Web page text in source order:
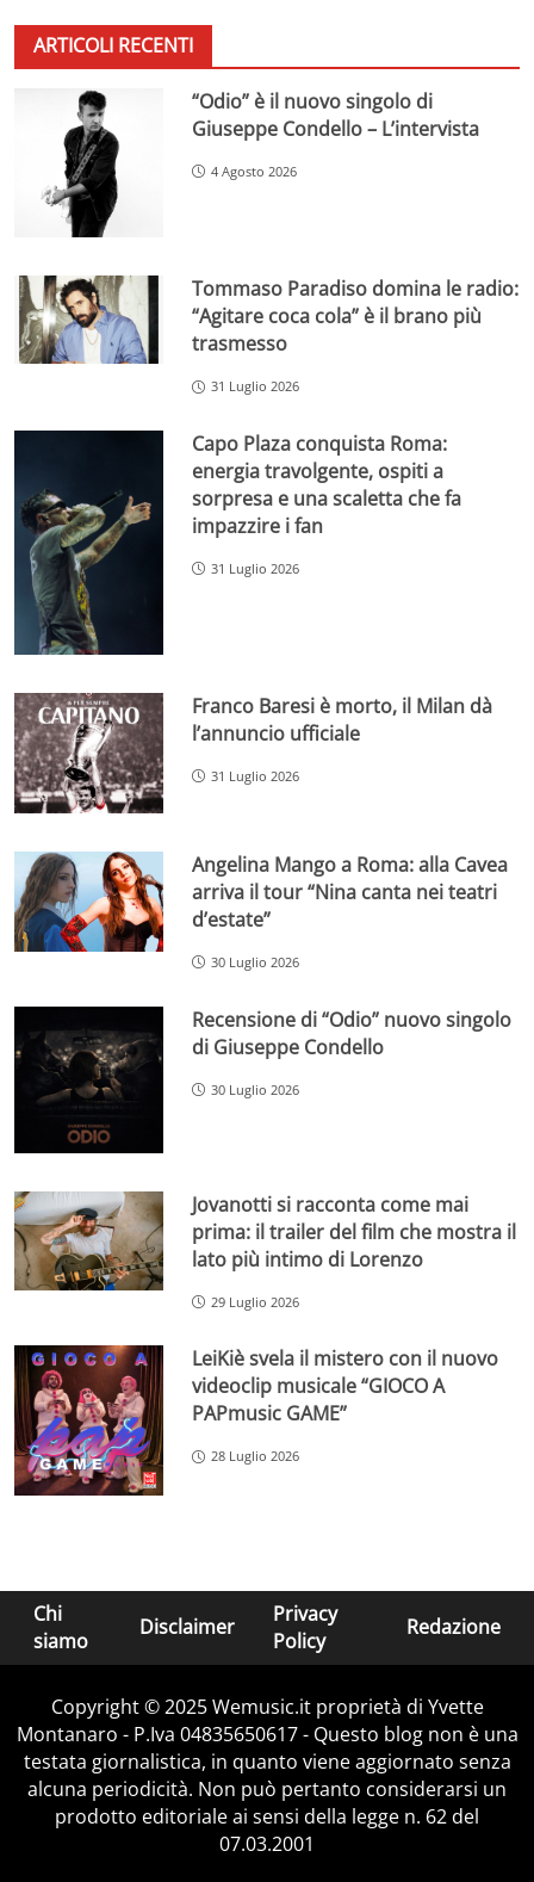
ARTICOLI RECENTI
“Odio” è il nuovo singolo di
Giuseppe Condello – L’intervista
4 Agosto 2026
Tommaso Paradiso domina le radio:
“Agitare coca cola” è il brano più
trasmesso
31 Luglio 2026
Capo Plaza conquista Roma:
energia travolgente, ospiti a
sorpresa e una scaletta che fa
impazzire i fan
31 Luglio 2026
Franco Baresi è morto, il Milan dà
l’annuncio ufficiale
31 Luglio 2026
Angelina Mango a Roma: alla Cavea
arriva il tour “Nina canta nei teatri
d’estate”
30 Luglio 2026
Recensione di “Odio” nuovo singolo
di Giuseppe Condello
30 Luglio 2026
Jovanotti si racconta come mai
prima: il trailer del film che mostra il
lato più intimo di Lorenzo
29 Luglio 2026
LeiKiè svela il mistero con il nuovo
videoclip musicale “GIOCO A
PAPmusic GAME”
28 Luglio 2026
Chi
siamo
Disclaimer
Privacy
Policy
Redazione
Copyright © 2025 Wemusic.it proprietà di Yvette
Montanaro - P.Iva 04835650617 - Questo blog non è una
testata giornalistica, in quanto viene aggiornato senza
alcuna periodicità. Non può pertanto considerarsi un
prodotto editoriale ai sensi della legge n. 62 del
07.03.2001